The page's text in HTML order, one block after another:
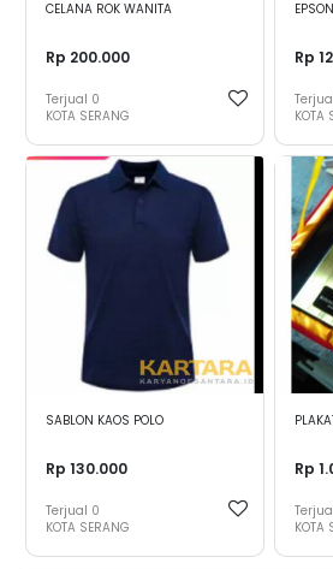
CELANA ROK WANITA
Rp 200.000
Terjual 0
KOTA SERANG
Rp
Terjual
KOTA
SABLON KAOS POLO
Rp 130.000
Terjual 0
KOTA SERANG
Rp
Terjual
KOTA